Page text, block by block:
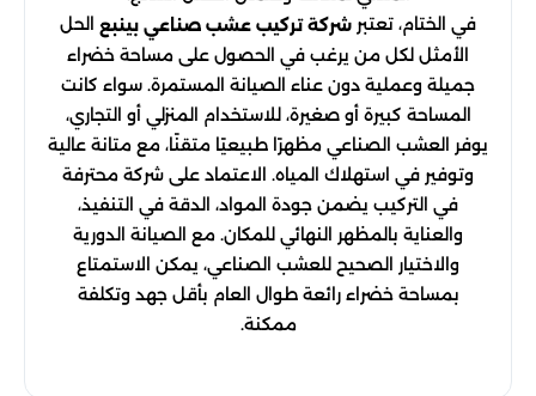
في الختام، تعتبر شركة تركيب عشب صناعي بينبع الحل
الأمثل لكل من يرغب في الحصول على مساحة خضراء
جميلة وعملية دون عناء الصيانة المستمرة. سواء كانت
المساحة كبيرة أو صغيرة، للاستخدام المنزلي أو التجاري،
يوفر العشب الصناعي مظهرًا طبيعيًا متقنًا، مع متانة عالية
وتوفير في استهلاك المياه. الاعتماد على شركة محترفة
في التركيب يضمن جودة المواد، الدقة في التنفيذ،
والعناية بالمظهر النهائي للمكان. مع الصيانة الدورية
والاختيار الصحيح للعشب الصناعي، يمكن الاستمتاع
بمساحة خضراء رائعة طوال العام بأقل جهد وتكلفة
ممكنة.